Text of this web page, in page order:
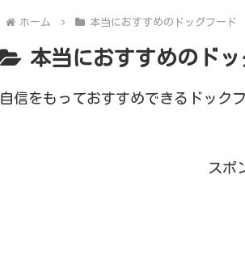
ホーム 本当におすすめのドッグフード
本当におすすめのド
自信をもっておすすめできるドック
スポ